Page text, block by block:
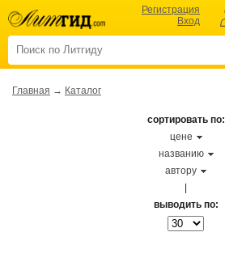
Регистрация
Вход
Главная → Каталог
сортировать по:
цене
названию
автору
выводить по: